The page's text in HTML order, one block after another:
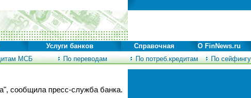
МСБ По переводам По потреб.кредитам По сейфингу
Услуги банков Справочная О FinNews.ru
сообщила пресс-служба банка.